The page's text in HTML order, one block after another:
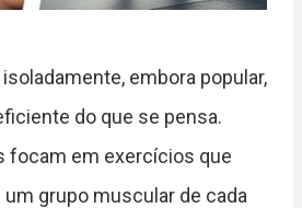
embora popular,
do que se pensa.
focam em exercícios que
grupo muscular de cada